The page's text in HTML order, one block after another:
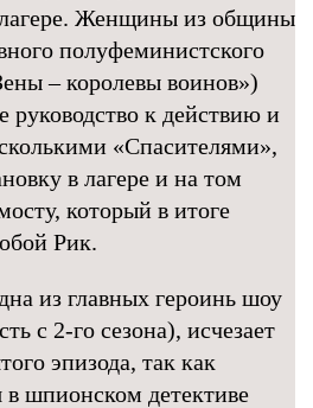
лагере. Женщины из общины
полуфеминистского
– королевы воинов»)
руководство к действию и
«Спасителями»,
в лагере и на том
который в итоге
Рик.
из главных героинь шоу
с 2-го сезона), исчезает
эпизода, так как
в шпионском детективе